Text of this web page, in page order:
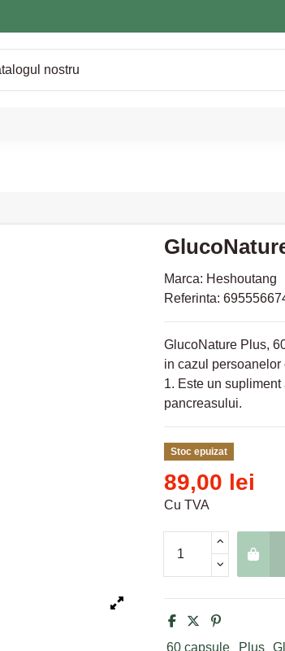
Marca: Heshoutang
Referinta:
GlucoNature Plus,
in cazul
1. Este un
pancreasului.
Stoc epuizat
89,00 lei
Cu TVA
60 capsule Plus